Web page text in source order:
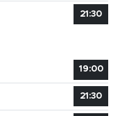
21:30
19:00
21:30